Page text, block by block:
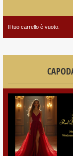
Il tuo carrello è vuoto.